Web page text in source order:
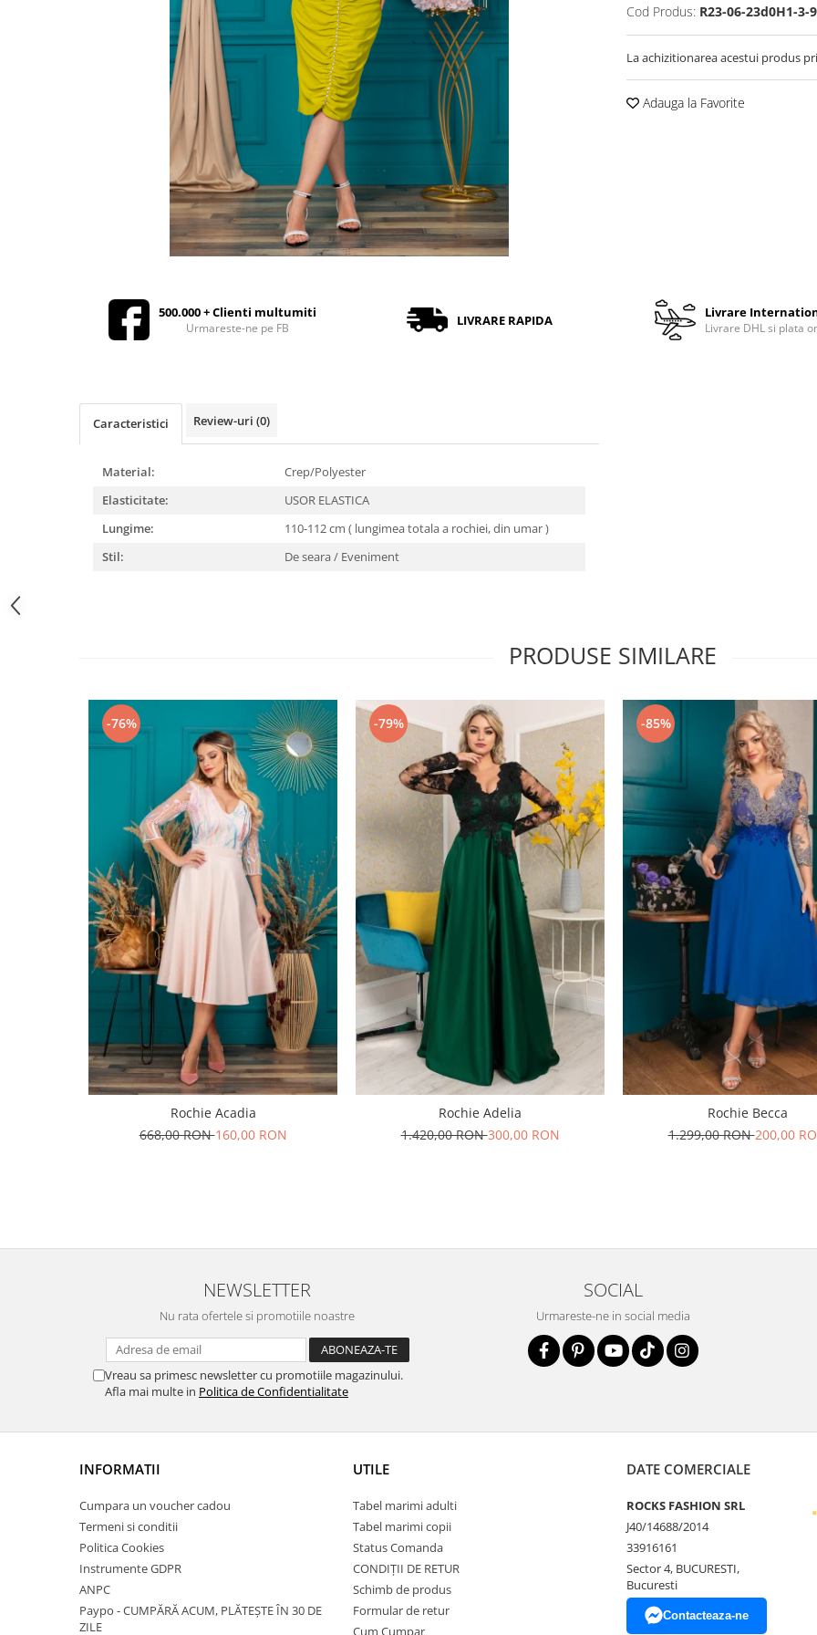
Cod Produs: R23-06-23d0H1-3-
La achizitionarea acestui produs
Adauga la Favorite
500.000 + Clienti multumiti
Urmareste-ne pe FB LIVRARE RAPIDA Livrare
Livrare DHL si plata
Caracteristici Review-uri (0)
Material:
Crep/Polyester
Elasticitate:
USOR ELASTICA
Lungime:
110-112 cm ( lungimea totala a rochiei, din umar )
Stil:
De seara / Eveniment
PRODUSE SIMILARE
-76%
Rochie Acadia
668,00 RON160,00 RON
-79%
Rochie Adelia
1.420,00 RON300,00 RON
-85%
Rochie Becca
1.299,00 RON200,00
NEWSLETTER
Nu rata ofertele si promotiile noastre
Vreau sa primesc newsletter cu promotiile magazinului.
Afla mai multe in Politica de Confidentialitate
SOCIAL
Urmareste-ne in social media
INFORMATII
Cumpara un voucher cadou
Termeni si conditii
Politica Cookies
Instrumente GDPR
ANPC
Paypo - CUMPĂRĂ ACUM, PLĂTEȘTE ÎN 30 DE
ZILE
UTILE
Tabel marimi adulti
Tabel marimi copii
Status Comanda
CONDIȚII DE RETUR
Schimb de produs
Formular de retur
Cum Cumpar
DATE COMERCIALE
ROCKS FASHION SRL
J40/14688/2014
33916161
Sector 4, BUCURESTI,
Bucuresti
Contacteaza-ne